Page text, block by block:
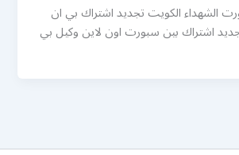
الشهداء الكويت تجديد اشتراك بي ان
اشتراك بين سبورت اون لاين وكيل بي